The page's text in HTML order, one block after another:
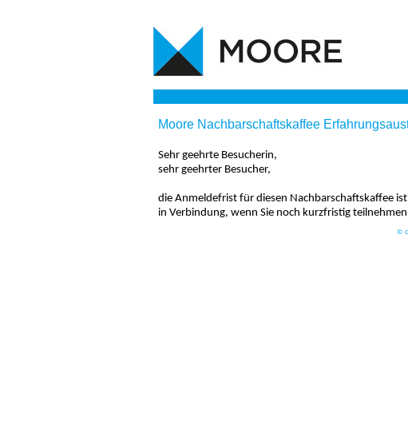
Moore Nachbarschaftskaffee
Sehr geehrte Besucherin,
sehr geehrter Besucher,
die Anmeldefrist für diesen Nachbarschaftskaffee
in Verbindung, wenn Sie noch kurzfristig
©